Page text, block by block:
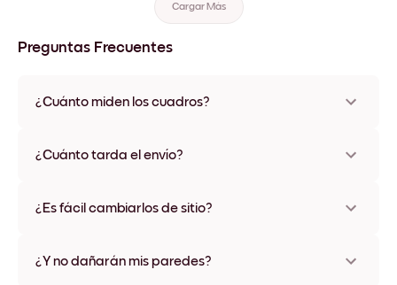
Cargar Más
Preguntas Frecuentes
¿Cuánto miden los cuadros?
varios materiales y colores de marco, incluidas opciones sin
¿Cuánto tarda el envío?
disponibles en algunos países. Te enviaremos un número de
¿Es fácil cambiarlos de sitio?
ningún daño
¿Y no dañarán mis paredes?